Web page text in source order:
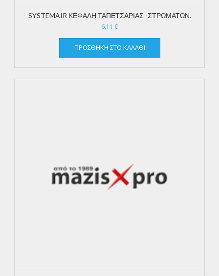
SYSTEMAIR ΚΕΦΑΛΗ ΤΑΠΕΤΣΑΡΙΑΣ -ΣΤΡΩΜΑΤΩΝ.
6,11 €
ΠΡΟΣΘΉΚΗ ΣΤΟ ΚΑΛΆΘΙ